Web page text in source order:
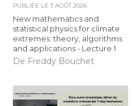
PUBLIÉE LE3 AOÛT 2026
New mathematics and
statistical physics for climate
extremes: theory, algorithms
and applications - Lecture 1
De Freddy Bouchet